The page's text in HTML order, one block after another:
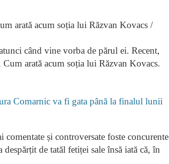
când vine vorba de părul ei. Recent,
arată acum soția lui Răzvan Kovacs.
Comarnic va fi gata până la finalul lunii
și controversate foste concurente
de tatăl fetiței sale însă iată că, în